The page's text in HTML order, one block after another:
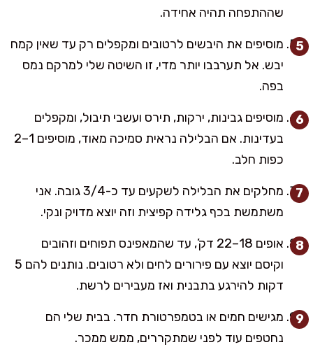
שההתפחה תהיה אחידה.
מוסיפים את היבשים לרטובים ומקפלים רק עד שאין קמח
יבש. אל תערבבו יותר מדי, זו השיטה שלי למרקם נמס
בפה.
מוסיפים גבינות, ירקות, תירס ועשבי תיבול, ומקפלים
בעדינות. אם הבלילה נראית סמיכה מאוד, מוסיפים 1–2
כפות חלב.
מחלקים את הבלילה לשקעים עד כ-3/4 גובה. אני
משתמשת בכף גלידה קפיצית וזה יוצא מדויק ונקי.
אופים 18–22 דק’, עד שהמאפינס תפוחים וזהובים
וקיסם יוצא עם פירורים לחים ולא רטובים. נותנים להם 5
דקות להירגע בתבנית ואז מעבירים לרשת.
מגישים חמים או בטמפרטורת חדר. בבית שלי הם
נחטפים עוד לפני שמתקררים, ממש ממכר.